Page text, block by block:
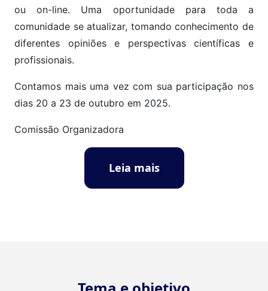
ou on-line. Uma oportunidade para toda a
comunidade se atualizar, tomando conhecimento de
diferentes opiniões e perspectivas científicas e
profissionais.
Contamos mais uma vez com sua participação nos
dias 20 a 23 de outubro em 2025.
Comissão Organizadora
Leia mais